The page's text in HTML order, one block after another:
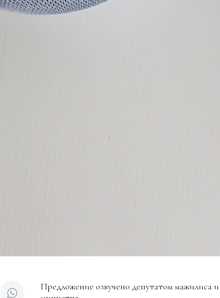
Предложение озвучено депутатом мажилиса